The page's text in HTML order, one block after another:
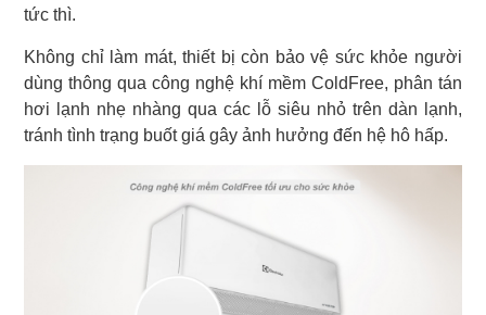
tức thì.
Không chỉ làm mát, thiết bị còn bảo vệ sức khỏe người
dùng thông qua công nghệ khí mềm ColdFree, phân tán
hơi lạnh nhẹ nhàng qua các lỗ siêu nhỏ trên dàn lạnh,
tránh tình trạng buốt giá gây ảnh hưởng đến hệ hô hấp.